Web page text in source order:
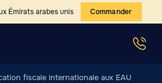
Émirats arabes unis Commander
fiscale internationale aux EAU